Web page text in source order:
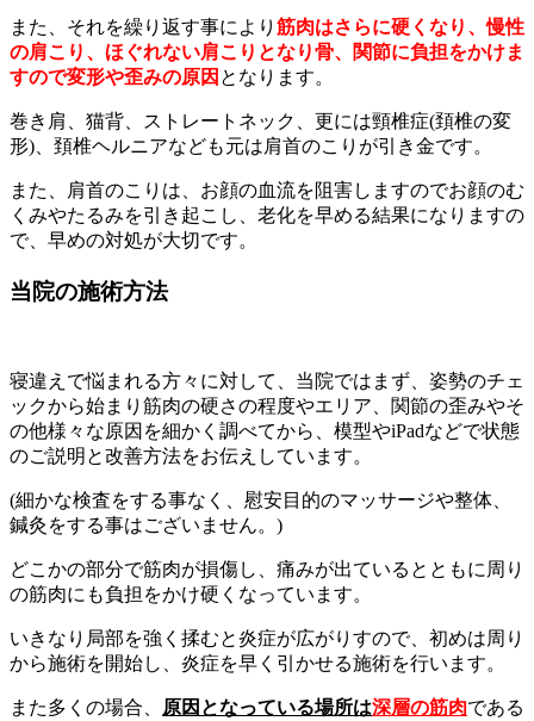
また、それを繰り返す事により 筋肉はさらに硬くなり、慢性
の肩こり、ほぐれない肩こりとなり骨、関節に負担をかけま
すので変形や歪みの原因 となります。
巻き肩、猫背、ストレートネック、更には頸椎症(頚椎の変
形)、頚椎ヘルニアなども元は肩首のこりが引き金です。
また、肩首のこりは、お顔の血流を阻害しますのでお顔のむ
くみやたるみを引き起こし、老化を早める結果になりますの
で、早めの対処が大切です。
当院の施術方法
寝違えで悩まれる方々に対して、当院ではまず、姿勢のチェ
ックから始まり筋肉の硬さの程度やエリア、関節の歪みやそ
の他様々な原因を細かく調べてから、模型やiPadなどで状態
のご説明と改善方法をお伝えしています。
(細かな検査をする事なく、慰安目的のマッサージや整体、
鍼灸をする事はございません。)
どこかの部分で筋肉が損傷し、痛みが出ているとともに周り
の筋肉にも負担をかけ硬くなっています。
いきなり局部を強く揉むと炎症が広がりすので、初めは周り
から施術を開始し、炎症を早く引かせる施術を行います。
また多くの場合、 原因となっている場所は深層の筋肉である